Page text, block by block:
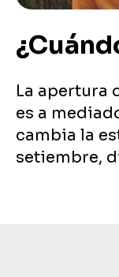
La apertura
es a
cambia la
setiembre,